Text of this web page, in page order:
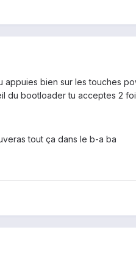
bien sur les touches
du bootloader tu acceptes 2
tout ça dans le b-a ba